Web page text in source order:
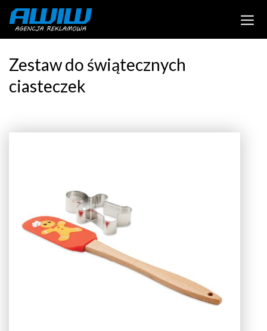
Zestaw do świątecznych
ciasteczek